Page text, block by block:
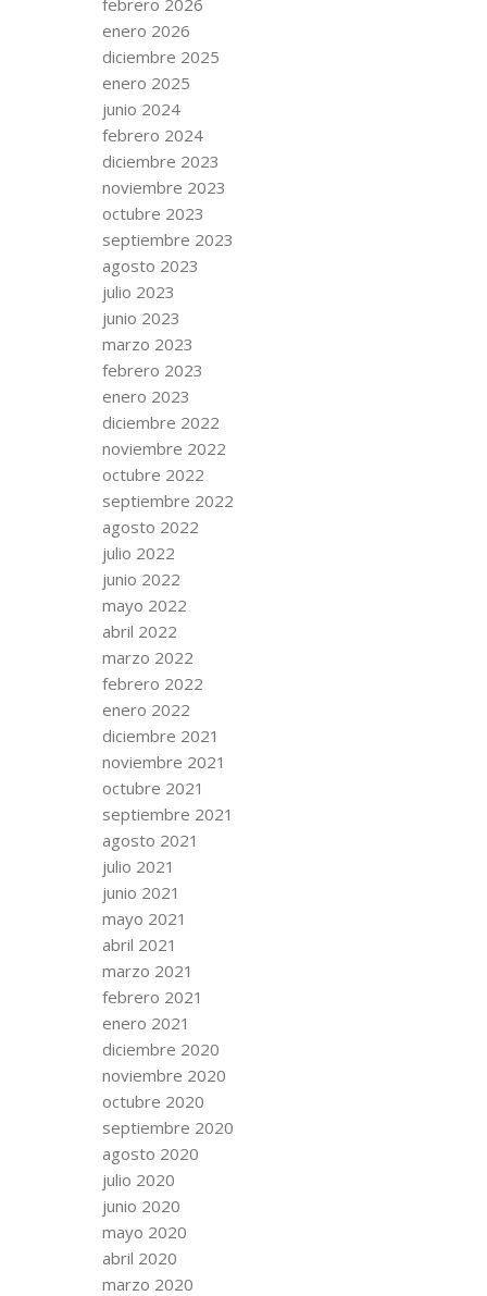
enero 2026
diciembre 2025
enero 2025
junio 2024
febrero 2024
diciembre 2023
noviembre 2023
octubre 2023
septiembre 2023
agosto 2023
julio 2023
junio 2023
marzo 2023
febrero 2023
enero 2023
diciembre 2022
noviembre 2022
octubre 2022
septiembre 2022
agosto 2022
julio 2022
junio 2022
mayo 2022
abril 2022
marzo 2022
febrero 2022
enero 2022
diciembre 2021
noviembre 2021
octubre 2021
septiembre 2021
agosto 2021
julio 2021
junio 2021
mayo 2021
abril 2021
marzo 2021
febrero 2021
enero 2021
diciembre 2020
noviembre 2020
octubre 2020
septiembre 2020
agosto 2020
julio 2020
junio 2020
mayo 2020
abril 2020
marzo 2020